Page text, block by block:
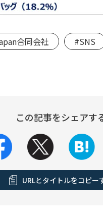
合同会社 #SNS
この記事をシェアす
URLとタイトルをコピー